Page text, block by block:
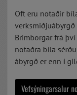
Oft eru notaðir
Brimborgar frá
notaðra bíla
ábyrgð er enn í
Vefsýningarsalur